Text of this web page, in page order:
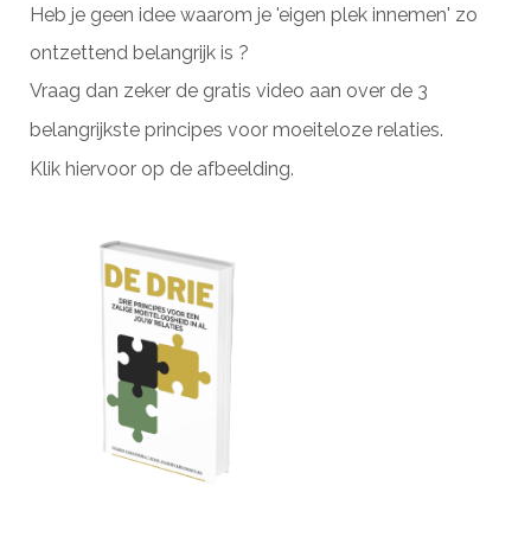
Heb je geen idee waarom je 'eigen plek innemen' zo
ontzettend belangrijk is ?
Vraag dan zeker de gratis video aan over de 3
belangrijkste principes voor moeiteloze relaties.
Klik hiervoor op de afbeelding.